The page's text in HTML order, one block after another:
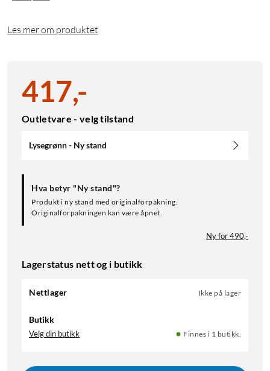
Les mer om produktet
417,-
Outletvare - velg tilstand
Lysegrønn - Ny stand
Hva betyr "Ny stand"?
Produkt i ny stand med originalforpakning.
Originalforpakningen kan være åpnet.
Ny for 490,-
Lagerstatus nett og i butikk
Nettlager Ikke på lager
Butikk
Velg din butikk Finnes i 1 butikk.